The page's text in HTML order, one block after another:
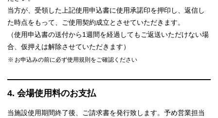
当方が、受領した上記使用申込書に使用承諾印を押印し、返信し
た時点をもって、ご使用契約成立とさせていただきます。
（使用申込書の送付から1週間を経過してもご返送いただけない場
合、仮押えは解除させていただきます）
お申込みの前に必ず使用規則をご確認ください
4. 会場使用料のお支払
当施設使用期間終了後、ご請求書を発行致します。予め営業担当